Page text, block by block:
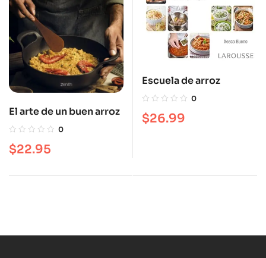
El arte de un buen arroz
0
$22.95
Escuela de arroz
0
$26.99